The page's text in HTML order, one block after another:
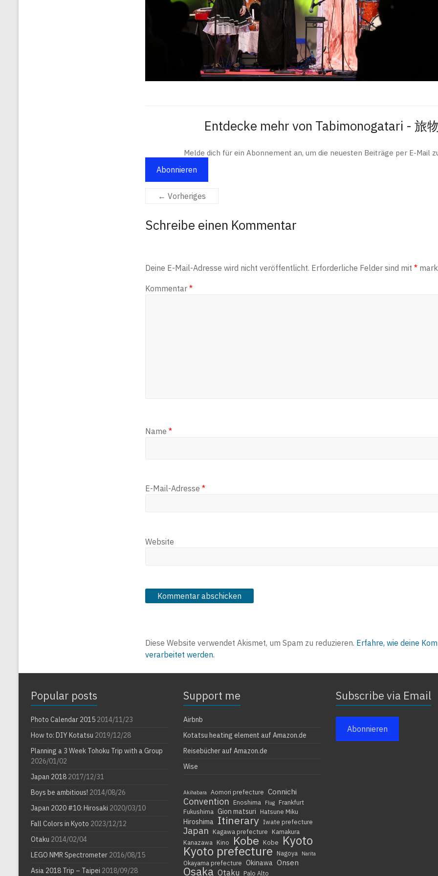
Entdecke mehr von Tabimonogatari - 旅
Melde dich für ein Abonnement an, um die neuesten Beiträge per E-Mail
Abonnieren
← Vorheriges
Schreibe einen Kommentar
Deine E-Mail-Adresse wird nicht veröffentlicht. Erforderliche Felder sind mit *
Kommentar *
Name *
E-Mail-Adresse *
Website
Diese Website verwendet Akismet, um Spam zu reduzieren. Erfahre, wie deine
verarbeitet werden.
Popular posts
Photo Calendar 2015 2014/11/23
How to: DIY Kotatsu 2019/12/28
Planning a 3 Week Tohoku Trip with a Group
2026/01/02
Japan 2018 2017/12/31
Boys be ambitious! 2014/08/26
Japan 2020 #10: Hirosaki 2020/03/10
Fall Colors in Kyoto 2023/12/12
Otaku 2014/02/04
LEGO NMR Spectrometer 2016/08/15
Asia 2018 Trip – Taipei 2018/09/28
Support me
Airbnb
Kotatsu heating element auf Amazon.de
Reisebücher auf Amazon.de
Wise
Akihabara Aomori prefecture Connichi
Convention Enoshima Flug
Frankfurt
Fukushima Gion matsuri Hatsune Miku
Hiroshima Itinerary Iwate prefecture
Japan Kagawa prefecture
Kamakura
Kanazawa
Kino Kobe Kobe Kyoto
Kyoto prefecture Nagoya Narita
Okayama prefecture Okinawa Onsen
Osaka Otaku Palo Alto
Subscribe via Email
Abonnieren